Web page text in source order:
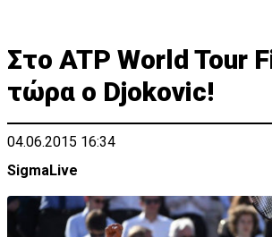
Στο ATP World Tour
τώρα ο Djokovic!
04.06.2015 16:34
SigmaLive